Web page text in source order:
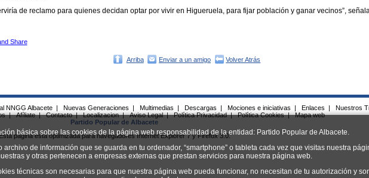
básica sobre las cookies de la página web responsabilidad de la entidad: Partido Popular de Albacete.
de información que se guarda en tu ordenador, “smartphone” o tableta cada vez que visitas nuestra
y otras pertenecen a empresas externas que prestan servicios para nuestra página web.
técnicas son necesarias para que nuestra página web pueda funcionar, no necesitan de tu autorización y
de reclamo para quienes decidan optar por vivir en Higueruela, para fijar población y ganar vecinos”,
Arriba Enviar a un amigo Volver Atrás
NNGG Albacete | Nuevas Generaciones | Multimedias | Descargas | Mociones e iniciativas | Enlaces |
Nuestros
| Afíliate | Contacto | Localizacion | Aviso Legal | Política Privacidad | Política Cookies |
Mapa web
Partido Popular de Albacete
página esta optimizada para navegadores Internet Explorer 7 y Firefox 3.0.